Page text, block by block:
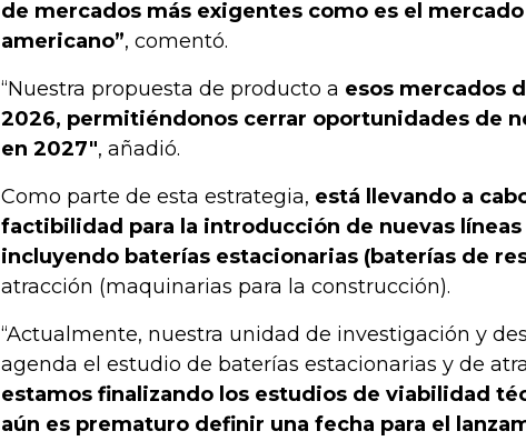
de mercados más exigentes como es el
americano”, comentó.
“Nuestra propuesta de producto a esos mercados
2026, permitiéndonos cerrar oportunidades de
en 2027″, añadió.
Como parte de esta estrategia, está llevando a
factibilidad para la introducción de nuevas
incluyendo baterías estacionarias (baterías de
atracción (maquinarias para la construcción).
“Actualmente, nuestra unidad de investigación y
agenda el estudio de baterías estacionarias y de
estamos finalizando los estudios de viabilidad
aún es prematuro definir una fecha para el